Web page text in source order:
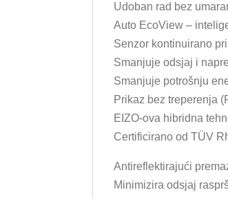
Udoban rad bez
Auto EcoView –
Senzor kontinuirano
Smanjuje odsjaj i
Smanjuje potrošnju
Prikaz bez treperenja
EIZO-ova hibridna
Certificirano od TÜV
Antireflektirajući
Minimizira odsjaj